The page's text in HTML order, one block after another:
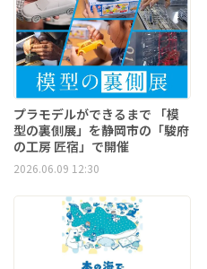
プラモデルができるまで 「模
型の裏側展」を静岡市の「駿府
の工房 匠宿」で開催
2026.06.09 12:30